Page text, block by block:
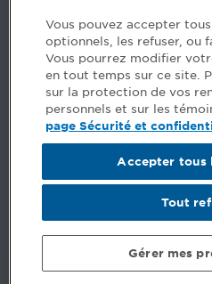
Facebook - Devenir CPA
Instagram
LinkedIn - CPA
LinkedIn - 20 minutes CPA
LinkedIn - Emploi CPA
TikTok
Commentaires
Sécurité et confidentialité
Conditions générales
© Ordre des comptables
Vous pouvez accepter
optionnels, les refuser, ou
Vous pourrez modifier
en tout temps sur ce site.
sur la protection de vos
personnels et sur les
page Sécurité et
Gérer mes
Tout
Accepter tous